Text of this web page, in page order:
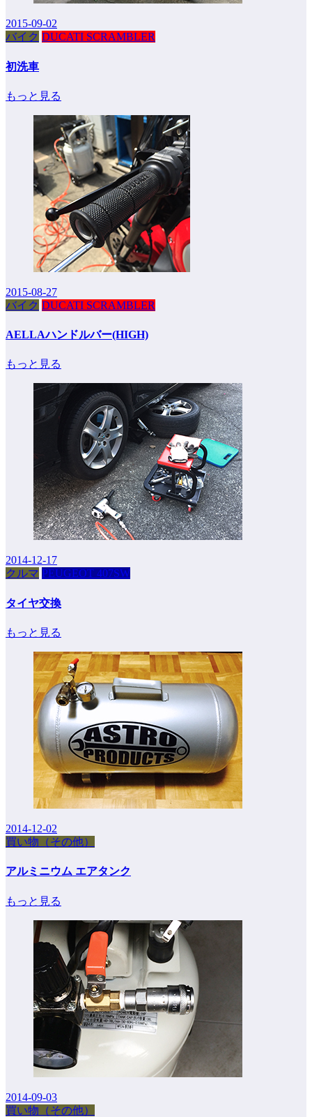
2015-09-02
バイク DUCATI SCRAMBLER
初洗車
もっと見る
2015-08-27
バイク DUCATI SCRAMBLER
AELLAハンドルバー(HIGH)
もっと見る
2014-12-17
クルマ PEUGEOT 407SW
タイヤ交換
もっと見る
2014-12-02
買い物（その他）
アルミニウム エアタンク
もっと見る
2014-09-03
買い物（その他）